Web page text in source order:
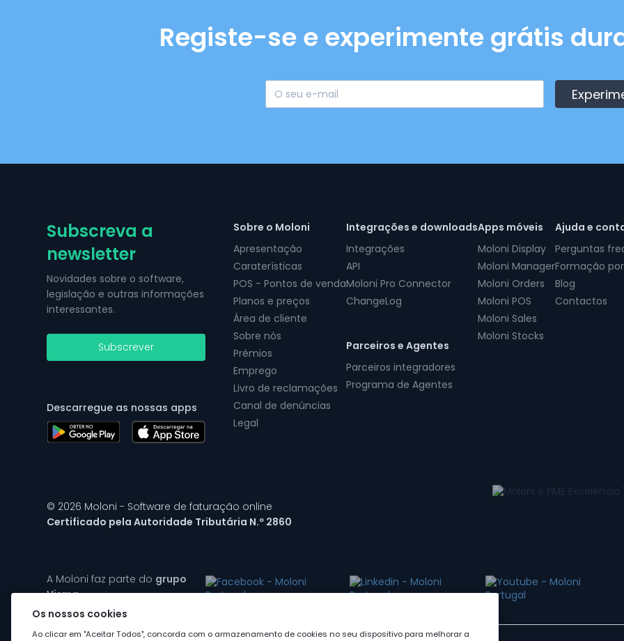
Registe-se e experimente grátis
Subscreva a
newsletter
Novidades sobre o software,
legislação e outras informações
interessantes.
Subscrever
Descarregue as nossas apps
Sobre o Moloni
Apresentação
Caraterísticas
POS - Pontos de venda
Planos e preços
Área de cliente
Sobre nós
Prémios
Emprego
Livro de reclamações
Canal de denúncias
Legal
Integrações e downloads
Integrações
API
Moloni Pro Connector
ChangeLog
Parceiros e Agentes
Parceiros integradores
Programa de Agentes
Apps móveis
Moloni Display
Moloni Manager
Moloni Orders
Moloni POS
Moloni Sales
Moloni Stocks
Ajuda e
Perguntas
Formação
Blog
Contactos
© 2026 Moloni - Software de faturação online
Certificado pela Autoridade Tributária N.º 2860
A Moloni faz parte do grupo
Visma
Os nossos cookies
Ao clicar em "Aceitar Todos", concorda com o armazenamento de cookies no seu dispositivo para melhorar a